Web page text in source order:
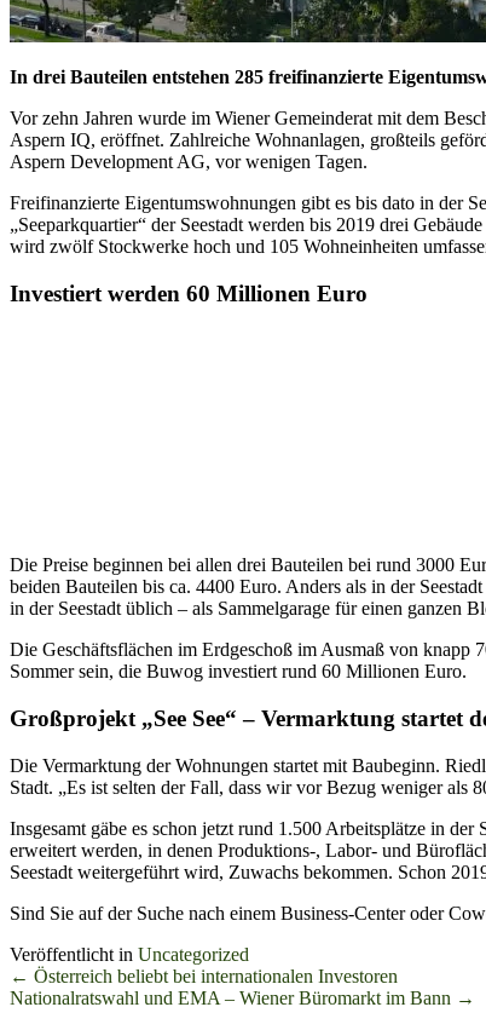
In drei Bauteilen entstehen 285 freifinanzierte
Vor zehn Jahren wurde im Wiener Gemeinderat mit dem
Aspern IQ, eröffnet. Zahlreiche Wohnanlagen, großteils
Aspern Development AG, vor wenigen Tagen.
Freifinanzierte Eigentumswohnungen gibt es bis dato in der
„Seeparkquartier“ der Seestadt werden bis 2019 drei
wird zwölf Stockwerke hoch und 105 Wohneinheiten
Investiert werden 60 Millionen Euro
Die Preise beginnen bei allen drei Bauteilen bei rund 3000
beiden Bauteilen bis ca. 4400 Euro. Anders als in der
in der Seestadt üblich – als Sammelgarage für einen ganzen
Die Geschäftsflächen im Erdgeschoß im Ausmaß von knapp
Sommer sein, die Buwog investiert rund 60 Millionen Euro.
Großprojekt „See See“ – Vermarktung startet
Die Vermarktung der Wohnungen startet mit Baubeginn.
Stadt. „Es ist selten der Fall, dass wir vor Bezug weniger als
Insgesamt gäbe es schon jetzt rund 1.500 Arbeitsplätze in
erweitert werden, in denen Produktions-, Labor- und
Seestadt weitergeführt wird, Zuwachs bekommen. Schon
Sind Sie auf der Suche nach einem Business-Center oder
Veröffentlicht in Uncategorized
Beitrags-
Navigation
← Österreich beliebt bei internationalen Investoren
Nationalratswahl und EMA – Wiener Büromarkt im Bann →